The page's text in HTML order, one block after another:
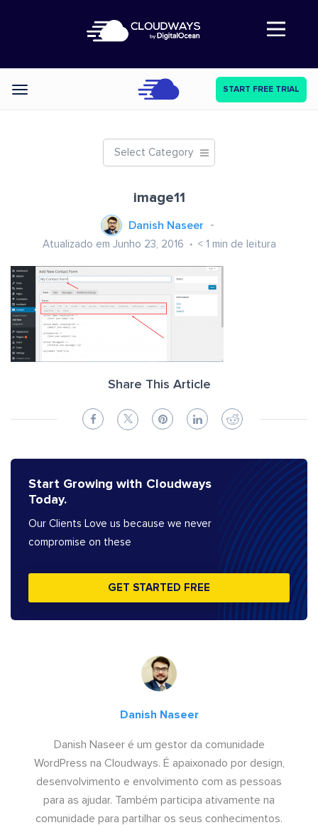
Abre a navegação
Categories START FREE TRIAL
Select Category
image11
Danish Naseer
Atualizado em Junho 23, 2016 < 1 min de leitura
Share This Article
Start Growing with Cloudways
Today.
Our Clients Love us because we never
compromise on these
GET STARTED FREE
Danish Naseer
Danish Naseer é um gestor da comunidade
WordPress na Cloudways. É apaixonado por design,
desenvolvimento e envolvimento com as pessoas
para as ajudar. Também participa ativamente na
comunidade para partilhar os seus conhecimentos.